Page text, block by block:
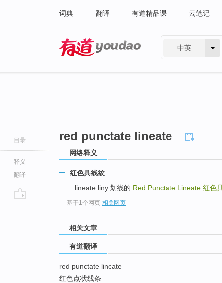
词典 翻译 有道精品课 云笔记
中英
目录
释义
翻译
red punctate lineate
网络释义
红色具线纹
... lineate liny 划线的 Red Punctate Lineate 红色
基于1个网页-相关网页
相关文章
有道翻译
red punctate lineate
红色点状线条